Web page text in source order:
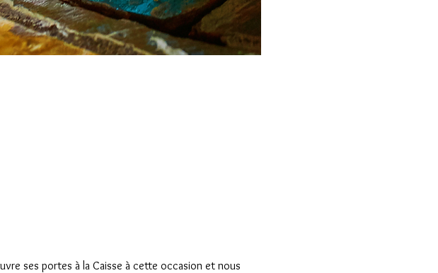
ses portes à la Caisse à cette occasion et nous